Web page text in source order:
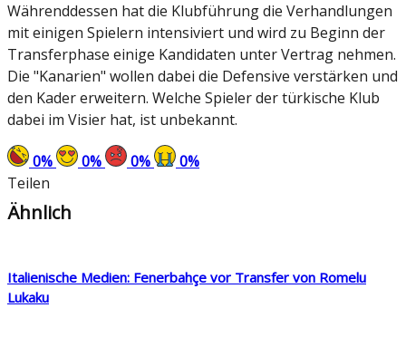
Währenddessen hat die Klubführung die Verhandlungen
mit einigen Spielern intensiviert und wird zu Beginn der
Transferphase einige Kandidaten unter Vertrag nehmen.
Die "Kanarien" wollen dabei die Defensive verstärken und
den Kader erweitern. Welche Spieler der türkische Klub
dabei im Visier hat, ist unbekannt.
0% 0% 0% 0%
Teilen
Ähnlich
Italienische Medien: Fenerbahçe vor Transfer von Romelu
Lukaku